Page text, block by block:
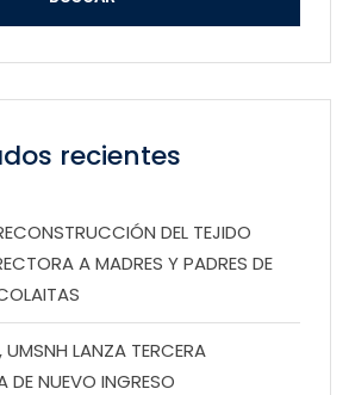
recientes
DEL TEJIDO
A MADRES Y PADRES DE
UMSNH LANZA TERCERA
NUEVO INGRESO